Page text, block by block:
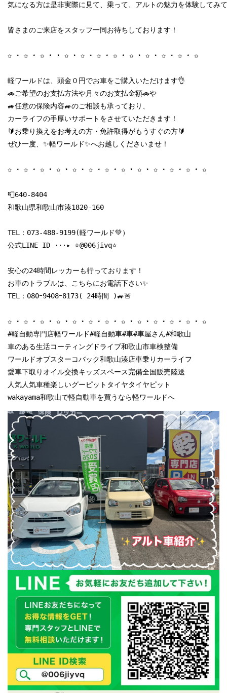
気になる方は是非実際に見て、乗って、アルトの魅力を体験してみ
皆さまのご来店をスタッフ一同お待ちしております！
✩ ⋆ ✩ ⋆ ✩ ⋆ ⋆ ✩ ⋆ ✩ ⋆ ✩ ⋆ ✩ ⋆ ✩ ⋆ ✩ ⋆ ✩ ⋆ ✩ ⋆ ✩
軽ワールドは、頭金０円でお車をご購入いただけます👌
🚗ご希望のお支払方法や月々のお支払金額🚗や
🚙任意の保険内容🚙のご相談も承っており、
カーライフの手厚いサポートをさせていただきます！
🔰お乗り換えをお考えの方・免許取得がもうすぐの方🔰
ぜひ一度、✨軽ワールド✨へお越しくださいませ！
✩ ⋆ ✩ ⋆ ✩ ⋆ ✩ ⋆ ✩ ⋆ ✩ ⋆ ✩ ⋆ ✩ ⋆ ✩ ⋆ ✩ ⋆ ✩ ⋆ ✩ ⋆ ✩
📮640-8404
和歌山県和歌山市湊1820-160
TEL： 073-488-9199(軽ワールド💚）
公式LINE ID ···▸ ⭐️@006jivq⭐️
安心の24時間レッカーも行っております！
お車のトラブルは、こちらにお電話下さい✨
TEL：080ｰ9408ｰ8173( 24時間 )🚙🚨
✩ ⋆ ✩ ⋆ ✩ ⋆ ✩ ⋆ ✩ ⋆ ✩ ⋆ ✩ ⋆ ✩ ⋆ ✩ ⋆ ✩ ⋆ ✩ ⋆ ✩ ⋆ ✩
#軽自動専門店軽ワールド#軽自動車#車#車屋さん#和歌山
車のある生活コーティングドライブ和歌山市車検整備
ワールドオブスターコバック和歌山湊店車乗りカーライフ
愛車下取りオイル交換キッズスペース完備全国販売陸送
人気人気車種楽しいグーピットタイヤタイヤピット
wakayama和歌山で軽自動車を買うなら軽ワールドへ